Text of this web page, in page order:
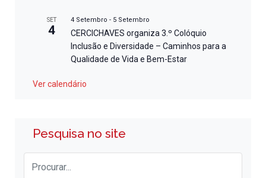
SET
4
4 Setembro - 5 Setembro
CERCICHAVES organiza 3.º Colóquio
Inclusão e Diversidade – Caminhos para a
Qualidade de Vida e Bem-Estar
Ver calendário
Pesquisa no site